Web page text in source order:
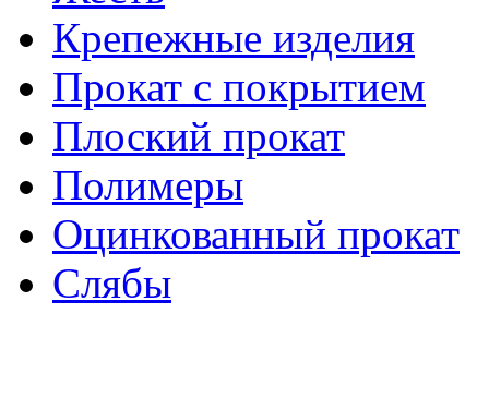
Крепежные изделия
Прокат с покрытием
Плоский прокат
Полимеры
Оцинкованный прокат
Слябы